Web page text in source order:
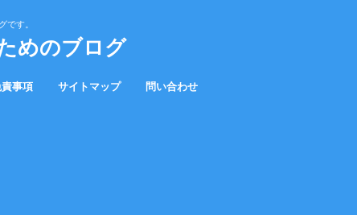
です。
めのブログ
事項 サイトマップ 問い合わせ